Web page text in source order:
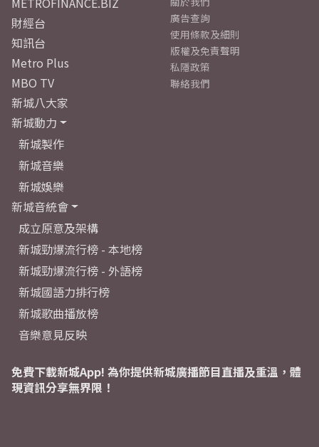
財經台
知訊台
Metro Plus
MBO TV
新城八大家
新城動力
新城製作
新城音樂
新城娛樂
新城音統會
成立原意及架構
新城勁爆流行榜 - 本地榜
新城勁爆流行榜 - 外語榜
新城國語力排行榜
新城歌曲播放榜
音樂意見反映
廣告查詢
使用條款及細則
版權及免責聲明
私隱政策
聯絡我們
免費下載新城App! 為你提供新城廣播節目直播及重溫，體
現資訊分享無界限！